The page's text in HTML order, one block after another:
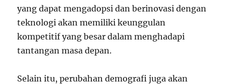
yang dapat mengadopsi dan berinovasi dengan
teknologi akan memiliki keunggulan
kompetitif yang besar dalam menghadapi
tantangan masa depan.
Selain itu, perubahan demografi juga akan